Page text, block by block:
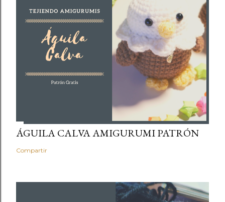
ÁGUILA CALVA AMIGURUMI PATRÓN
Compartir